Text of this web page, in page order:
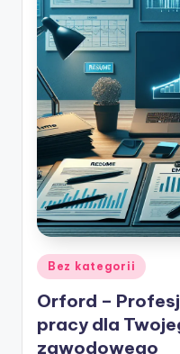
w
ie
Posted
in
Bez kategorii
Orford –
pracy dla
zawodowego